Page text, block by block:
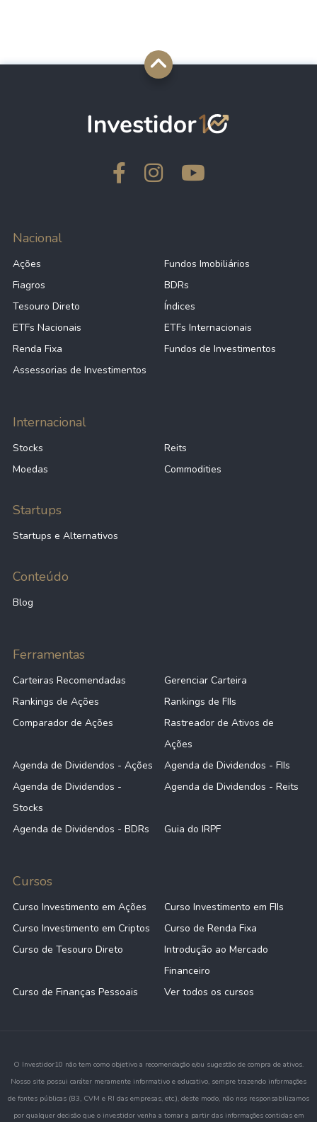
Nacional
Ações
Fundos Imobiliários
Fiagros
BDRs
Tesouro Direto
Índices
ETFs Nacionais
ETFs Internacionais
Renda Fixa
Fundos de Investimentos
Assessorias de Investimentos
Internacional
Stocks
Reits
Moedas
Commodities
Startups
Startups e Alternativos
Conteúdo
Blog
Ferramentas
Carteiras Recomendadas
Gerenciar Carteira
Rankings de Ações
Rankings de FIIs
Comparador de Ações
Rastreador de Ativos de
Ações
Agenda de Dividendos - Ações
Agenda de Dividendos - FIIs
Agenda de Dividendos -
Stocks
Agenda de Dividendos - Reits
Agenda de Dividendos - BDRs Guia do IRPF
Cursos
Curso Investimento em Ações
Curso Investimento em FIIs
Curso Investimento em Criptos
Curso de Renda Fixa
Curso de Tesouro Direto
Introdução ao Mercado
Financeiro
Curso de Finanças Pessoais
Ver todos os cursos
O Investidor10 não tem como objetivo a recomendação e/ou sugestão de compra de ativos.
Nosso site possui caráter meramente informativo e educativo, sempre trazendo informações
de fontes públicas (B3, CVM e RI das empresas, etc.), deste modo, não nos responsabilizamos
por qualquer decisão que o investidor venha a tomar a partir das informações contidas em